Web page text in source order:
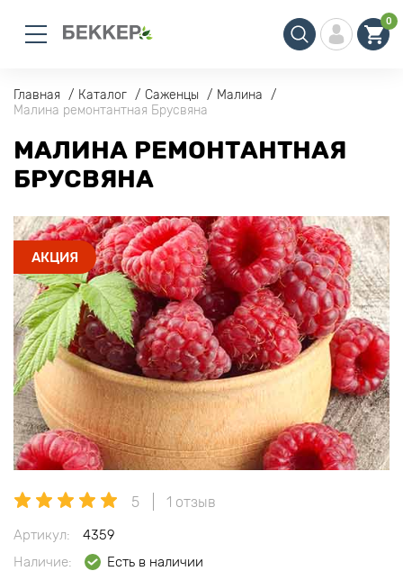
0
Главная Каталог Саженцы
Малина
Малина ремонтантная Брусвяна
МАЛИНА РЕМОНТАНТНАЯ
БРУСВЯНА
АКЦИЯ
5 1 отзыв
Артикул:
4359
Наличие:
Есть в наличии